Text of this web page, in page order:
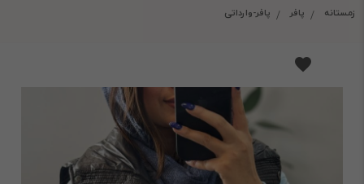
زمستانه پافر پافر-وارداتی